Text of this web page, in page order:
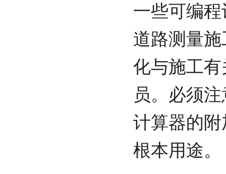
一些可编
道路测量
化与施工
员。必须
计算器的
根本用途。